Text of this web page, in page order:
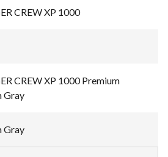
CREW XP 1000
CREW XP 1000 Premium
Gray
Gray